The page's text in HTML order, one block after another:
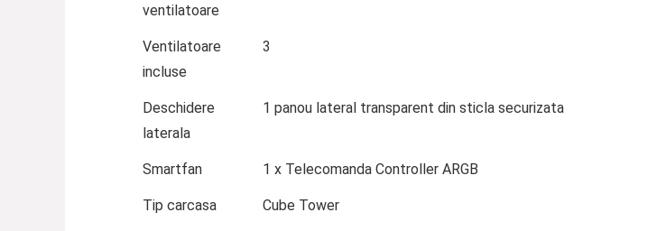
ventilatoare
Ventilatoare
incluse
3
Deschidere
laterala
1 panou lateral transparent din sticla securizata
Smartfan 1 x Telecomanda Controller ARGB
Tip carcasa Cube Tower